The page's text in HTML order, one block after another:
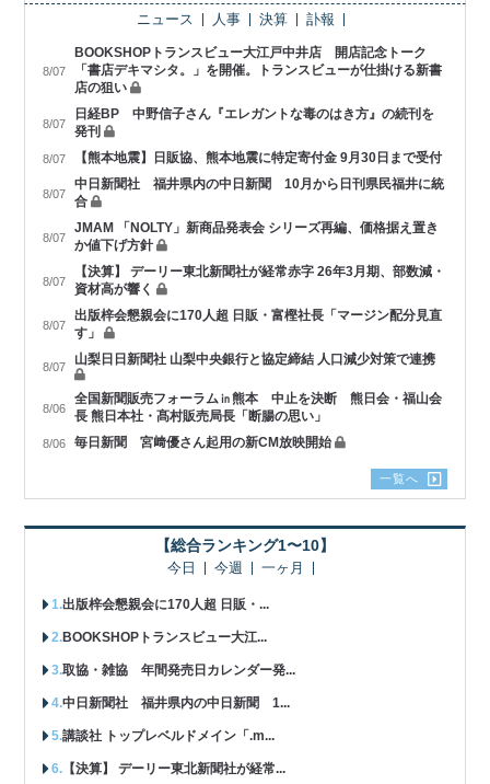
ニュース 人事 決算 訃報
8/07
BOOKSHOPトランスビュー大江戸中井店 開店記念トーク
「書店デキマシタ。」を開催。トランスビューが仕掛ける新書
店の狙い
8/07
日経BP 中野信子さん『エレガントな毒のはき方』の続刊を
発刊
8/07 【熊本地震】日販協、熊本地震に特定寄付金 9月30日まで受付
8/07
中日新聞社 福井県内の中日新聞 10月から日刊県民福井に統
合
8/07
JMAM 「NOLTY」新商品発表会 シリーズ再編、価格据え置き
か値下げ方針
8/07
【決算】 デーリー東北新聞社が経常赤字 26年3月期、部数減・
資材高が響く
8/07
出版梓会懇親会に170人超 日販・富樫社長「マージン配分見直
す」
8/07 山梨日日新聞社 山梨中央銀行と協定締結 人口減少対策で連携
8/06
全国新聞販売フォーラム㏌熊本 中止を決断 熊日会・福山会
長 熊日本社・髙村販売局長「断腸の思い」
8/06 毎日新聞 宮﨑優さん起用の新CM放映開始
一覧へ
【総合ランキング1〜10】
今日 今週 一ヶ月
出版梓会懇親会に170人超 日販・...
BOOKSHOPトランスビュー大江...
取協・雑協 年間発売日カレンダー発...
中日新聞社 福井県内の中日新聞 1...
講談社 トップレベルドメイン「.m...
【決算】 デーリー東北新聞社が経常...